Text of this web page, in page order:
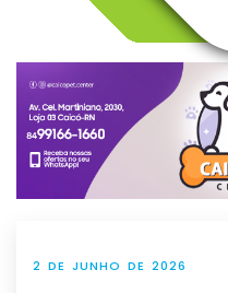
2 DE JUNHO DE 2026